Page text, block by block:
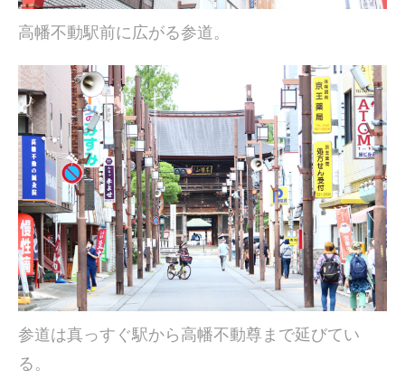
高幡不動駅前に広がる参道。
参道は真っすぐ駅から高幡不動尊まで延びてい
る。